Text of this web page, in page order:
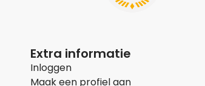
Extra informatie
Inloggen
Maak een profiel aan